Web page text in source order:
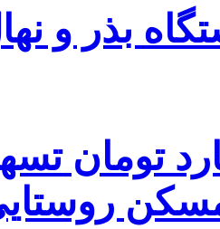
هزار و ۴۸۰ میلیارد